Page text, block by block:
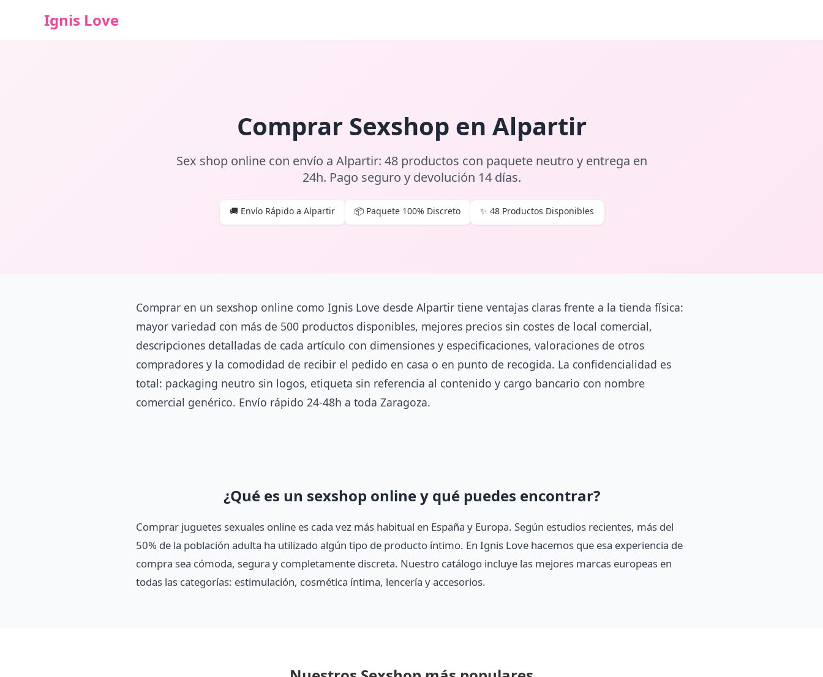
Ignis Love
Comprar Sexshop en Alpartir
Sex shop online con envío a Alpartir: 48 productos con paquete neutro y entrega en
24h. Pago seguro y devolución 14 días.
🚚 Envío Rápido a Alpartir 📦 Paquete 100% Discreto ✨ 48 Productos Disponibles
Comprar en un sexshop online como Ignis Love desde Alpartir tiene ventajas claras frente a la tienda física:
mayor variedad con más de 500 productos disponibles, mejores precios sin costes de local comercial,
descripciones detalladas de cada artículo con dimensiones y especificaciones, valoraciones de otros
compradores y la comodidad de recibir el pedido en casa o en punto de recogida. La confidencialidad es
total: packaging neutro sin logos, etiqueta sin referencia al contenido y cargo bancario con nombre
comercial genérico. Envío rápido 24-48h a toda Zaragoza.
¿Qué es un sexshop online y qué puedes encontrar?
Comprar juguetes sexuales online es cada vez más habitual en España y Europa. Según estudios recientes, más del
50% de la población adulta ha utilizado algún tipo de producto íntimo. En Ignis Love hacemos que esa experiencia de
compra sea cómoda, segura y completamente discreta. Nuestro catálogo incluye las mejores marcas europeas en
todas las categorías: estimulación, cosmética íntima, lencería y accesorios.